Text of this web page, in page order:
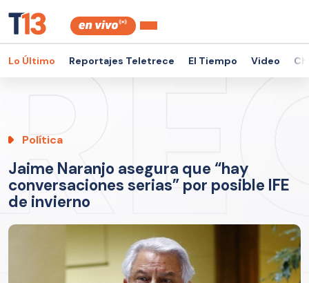
Lo Último Reportajes Teletrece El Tiempo Video
Política
Jaime Naranjo asegura que “hay
conversaciones serias” por posible IFE
de invierno